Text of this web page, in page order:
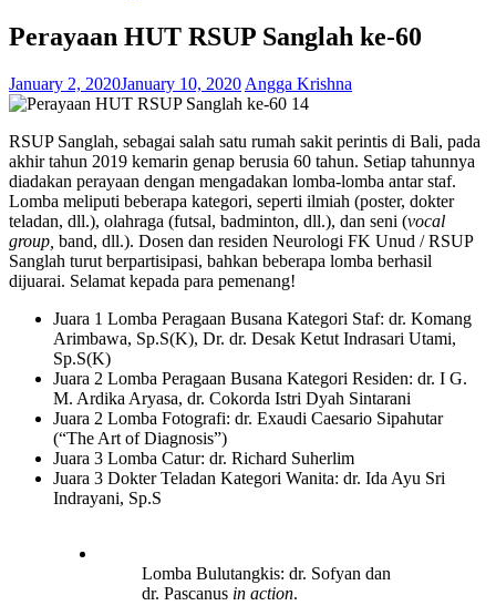
Perayaan HUT RSUP Sanglah ke-60
January 2, 2020January 10, 2020 Angga Krishna
RSUP Sanglah, sebagai salah satu rumah sakit perintis di Bali, pada
akhir tahun 2019 kemarin genap berusia 60 tahun. Setiap tahunnya
diadakan perayaan dengan mengadakan lomba-lomba antar staf.
Lomba meliputi beberapa kategori, seperti ilmiah (poster, dokter
teladan, dll.), olahraga (futsal, badminton, dll.), dan seni (vocal
group, band, dll.). Dosen dan residen Neurologi FK Unud / RSUP
Sanglah turut berpartisipasi, bahkan beberapa lomba berhasil
dijuarai. Selamat kepada para pemenang!
Juara 1 Lomba Peragaan Busana Kategori Staf: dr. Komang
Arimbawa, Sp.S(K), Dr. dr. Desak Ketut Indrasari Utami,
Sp.S(K)
Juara 2 Lomba Peragaan Busana Kategori Residen: dr. I G.
M. Ardika Aryasa, dr. Cokorda Istri Dyah Sintarani
Juara 2 Lomba Fotografi: dr. Exaudi Caesario Sipahutar
(“The Art of Diagnosis”)
Juara 3 Lomba Catur: dr. Richard Suherlim
Juara 3 Dokter Teladan Kategori Wanita: dr. Ida Ayu Sri
Indrayani, Sp.S
Lomba Bulutangkis: dr. Sofyan dan
dr. Pascanus in action.